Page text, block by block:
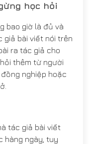
học hỏi
bao giờ là đủ và
giả bài viết nói trên
ra tác giả cho
thêm từ người
nghiệp hoặc
tác giả bài viết
hàng ngày, tuy